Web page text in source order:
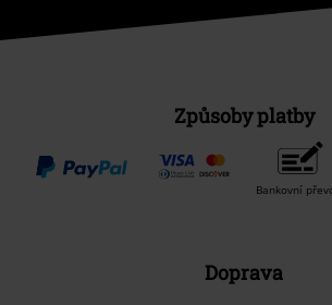
Způsoby platby
Bankovní
Doprava